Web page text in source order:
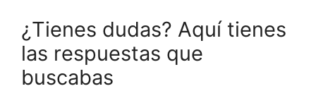
¿Tienes dudas? Aquí tienes
las respuestas que
buscabas